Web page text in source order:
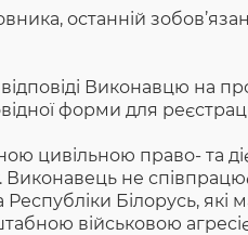
останній
Виконавцю на
форми для
цивільною право- та
не
Білорусь,
військовою